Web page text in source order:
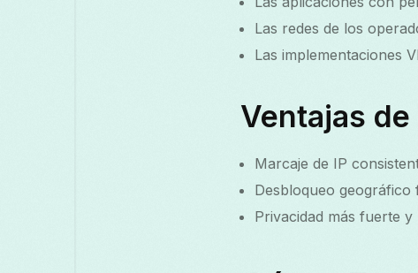
Las redes de los
Las implementaciones
Ventajas
Marcaje de IP
Desbloqueo geográfico
Privacidad más fuerte